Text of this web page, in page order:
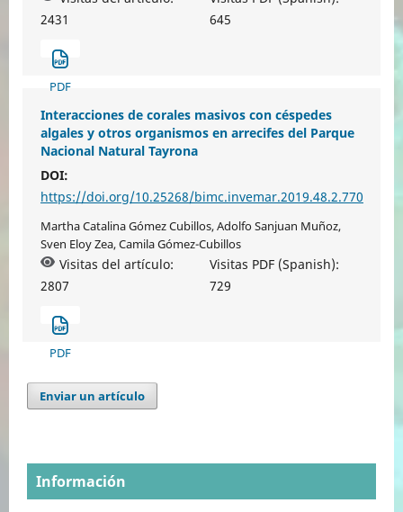
2431
645
PDF
Interacciones de corales masivos con céspedes
algales y otros organismos en arrecifes del Parque
Nacional Natural Tayrona
DOI:
https://doi.org/10.25268/bimc.invemar.2019.48.2.770
Martha Catalina Gómez Cubillos, Adolfo Sanjuan Muñoz,
Sven Eloy Zea, Camila Gómez-Cubillos
Visitas del artículo:
2807
Visitas PDF (Spanish):
729
PDF
Enviar un artículo
Información